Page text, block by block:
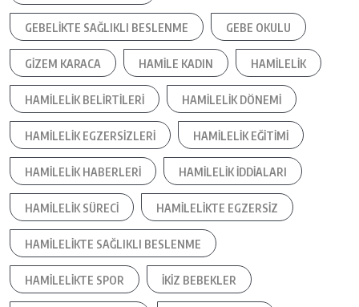
GEBELIKTE SAĞLIKLI BESLENME GEBE OKULU
GIZEM KARACA HAMILE KADIN HAMILELIK
HAMILELIK BELIRTILERI HAMILELIK DÖNEMI
HAMILELIK EGZERSIZLERI HAMILELIK EĞITIMI
HAMILELIK HABERLERI HAMILELIK IDDIALARI
HAMILELIK SÜRECI HAMILELIKTE EGZERSIZ
HAMILELIKTE SAĞLIKLI BESLENME
HAMILELIKTE SPOR IKIZ BEBEKLER